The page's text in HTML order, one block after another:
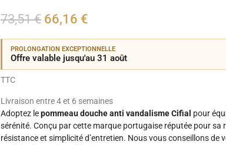
73,51 € 66,16 €
PROLONGATION EXCEPTIONNELLE
Offre valable jusqu'au 31 août
TTC
Livraison entre 4 et 6 semaines
Adoptez lepommeau douche anti vandalisme Cifial pour
sérénité. Conçu par cette marque portugaise réputée pour sa
résistance et simplicité d’entretien. Nous vous conseillons de